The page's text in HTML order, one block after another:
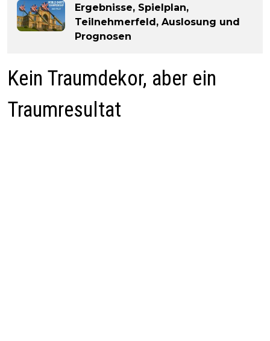
Ergebnisse, Spielplan,
Teilnehmerfeld, Auslosung und
Prognosen
Kein Traumdekor, aber ein
Traumresultat